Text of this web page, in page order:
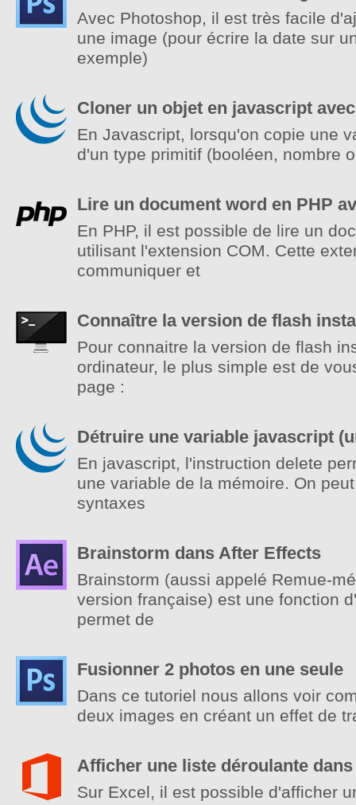
Avec Photoshop, il est très facile
une image (pour écrire la date sur
exemple)
Cloner un objet en javascript
En Javascript, lorsqu'on copie une
d'un type primitif (booléen, nombre
Lire un document word en PHP
En PHP, il est possible de lire un
utilisant l'extension COM. Cette
communiquer et
Connaître la version de flash
Pour connaitre la version de flash
ordinateur, le plus simple est de
page :
Détruire une variable javascript
En javascript, l'instruction delete
une variable de la mémoire. On
syntaxes
Brainstorm dans After Effects
Brainstorm (aussi appelé Remue-
version française) est une fonction
permet de
Fusionner 2 photos en une seule
Dans ce tutoriel nous allons voir
deux images en créant un effet de
Afficher une liste déroulante
Sur Excel, il est possible d'afficher